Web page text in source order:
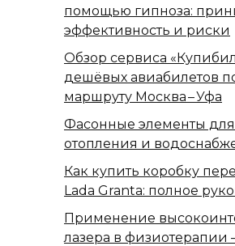
помощью гипноза:
эффективность и риски
Обзор сервиса
дешёвых авиабилетов
маршруту Москва – Уфа
Фасонные элементы для
отопления и
Как купить коробку
Lada Granta: полное
Применение
лазера в физиотерапии